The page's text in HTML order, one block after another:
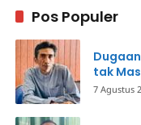
Pos Populer
tak
7 Agustus